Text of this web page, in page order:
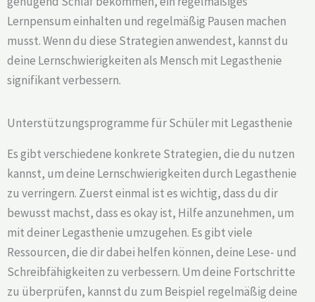
Lernpensum einhalten und regelmäßig Pausen machen
musst. Wenn du diese Strategien anwendest, kannst du
deine Lernschwierigkeiten als Mensch mit Legasthenie
signifikant verbessern.
Unterstützungsprogramme für Schüler mit Legasthenie
Es gibt verschiedene konkrete Strategien, die du nutzen
kannst, um deine Lernschwierigkeiten durch Legasthenie
zu verringern. Zuerst einmal ist es wichtig, dass du dir
bewusst machst, dass es okay ist, Hilfe anzunehmen, um
mit deiner Legasthenie umzugehen. Es gibt viele
Ressourcen, die dir dabei helfen können, deine Lese- und
Schreibfähigkeiten zu verbessern. Um deine Fortschritte
zu überprüfen, kannst du zum Beispiel regelmäßig deine